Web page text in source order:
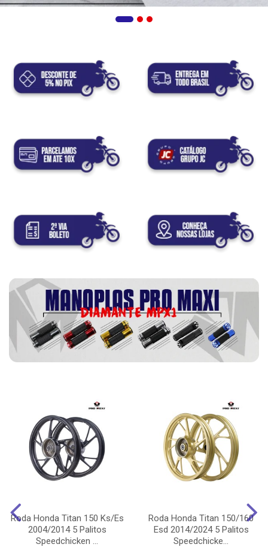
Roda Honda Titan 150 Ks/Es
2004/2014 5 Palitos
Speedchicken ...
Roda Honda Titan 150/160
Esd 2014/2024 5 Palitos
Speedchicke...